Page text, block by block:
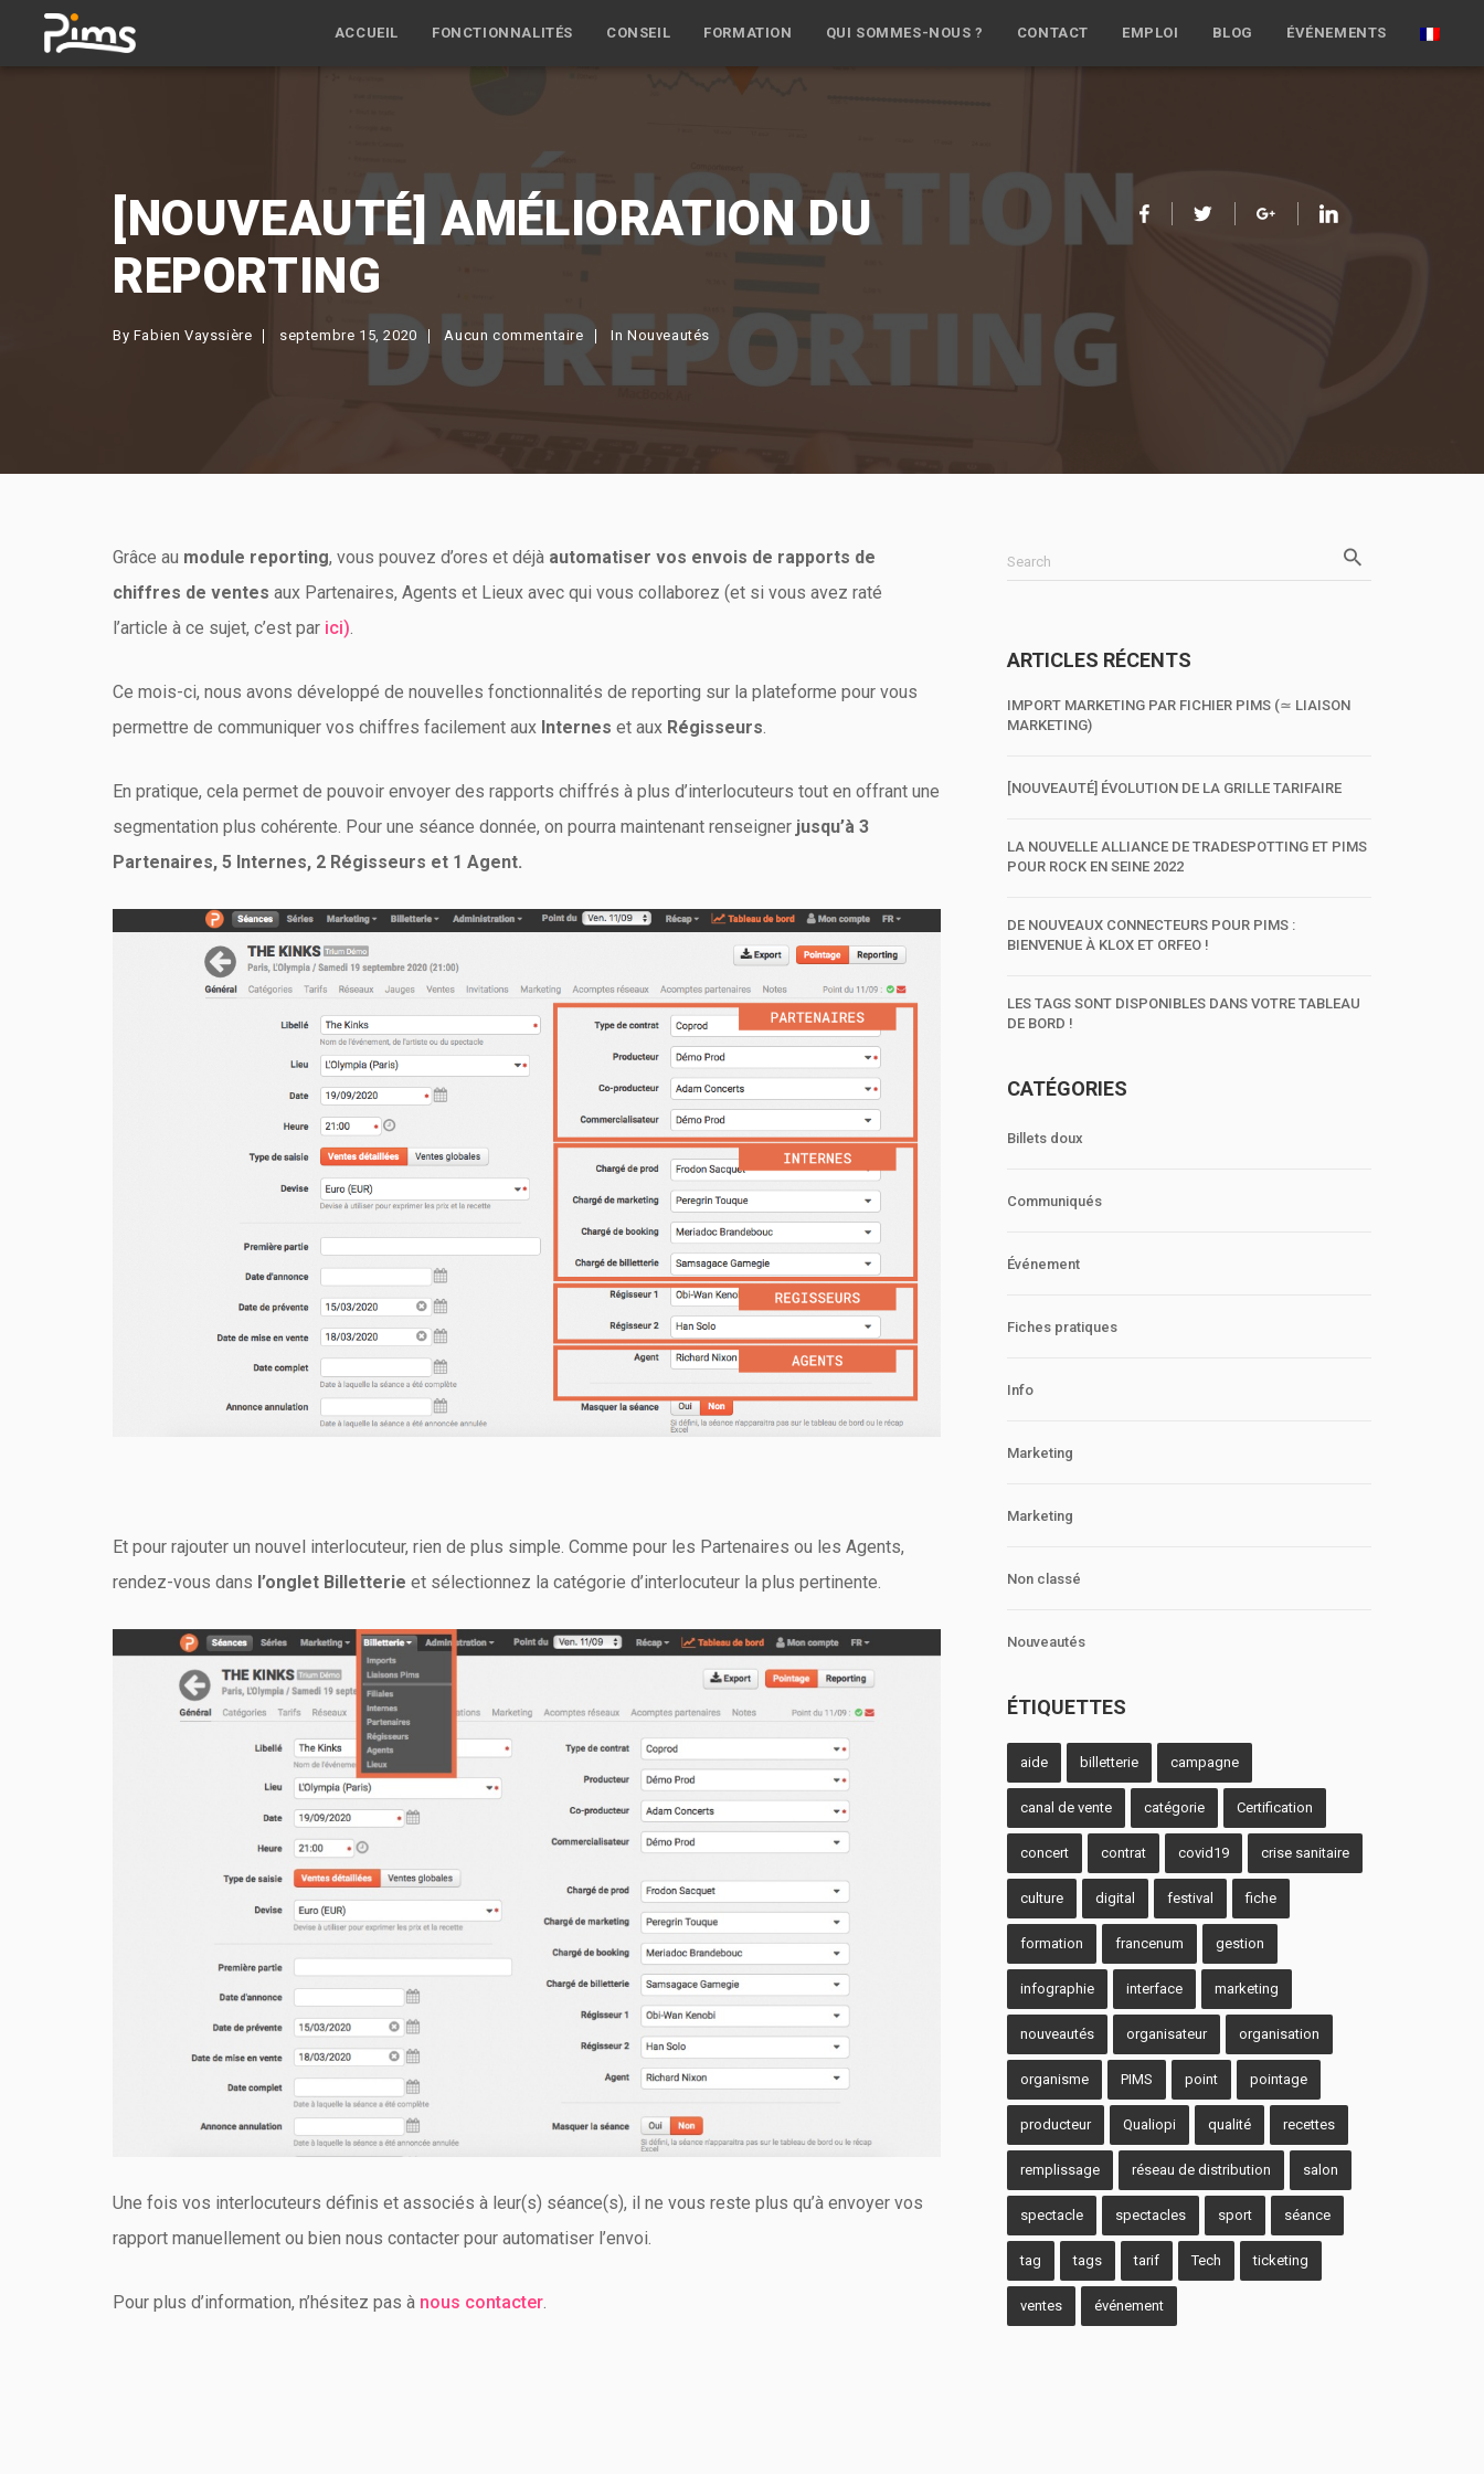
[NOUVEAUTÉ] AMÉLIORATION DU
REPORTING
By Fabien Vayssière septembre 15, 2020 Aucun commentaire InNouveautés
ACCUEIL FONCTIONNALITÉS CONSEIL FORMATION QUI SOMMES-NOUS ? CONTACT EMPLOI BLOG ÉVÉNEMENTS
Grâce au module reporting, vous pouvez d’ores et déjà automatiser vos envois de rapports de
chiffres de ventes aux Partenaires, Agents et Lieux avec qui vous collaborez (et si vous avez raté
l’article à ce sujet, c’est par ici).
Ce mois-ci, nous avons développé de nouvelles fonctionnalités de reporting sur la plateforme pour vous
permettre de communiquer vos chiffres facilement aux Internes et aux Régisseurs.
En pratique, cela permet de pouvoir envoyer des rapports chiffrés à plus d’interlocuteurs tout en offrant une
segmentation plus cohérente. Pour une séance donnée, on pourra maintenant renseigner jusqu’à 3
Partenaires, 5 Internes, 2 Régisseurs et 1 Agent.
Et pour rajouter un nouvel interlocuteur, rien de plus simple. Comme pour les Partenaires ou les Agents,
rendez-vous dans l’onglet Billetterie et sélectionnez la catégorie d’interlocuteur la plus pertinente.
Une fois vos interlocuteurs définis et associés à leur(s) séance(s), il ne vous reste plus qu’à envoyer vos
rapport manuellement ou bien nous contacter pour automatiser l’envoi.
Pour plus d’information, n’hésitez pas à nous contacter.
Search
ARTICLES RÉCENTS
IMPORT MARKETING PAR FICHIER PIMS (≃ LIAISON
MARKETING)
[NOUVEAUTÉ] ÉVOLUTION DE LA GRILLE TARIFAIRE
LA NOUVELLE ALLIANCE DE TRADESPOTTING ET PIMS
POUR ROCK EN SEINE 2022
DE NOUVEAUX CONNECTEURS POUR PIMS :
BIENVENUE À KLOX ET ORFEO !
LES TAGS SONT DISPONIBLES DANS VOTRE TABLEAU
DE BORD !
CATÉGORIES
Billets doux
Communiqués
Événement
Fiches pratiques
Info
Marketing
Marketing
Non classé
Nouveautés
ÉTIQUETTES
aide billetterie campagne
canal de vente catégorie Certification
concert contrat covid19 crise sanitaire
culture digital festival fiche
formation francenum gestion
infographie interface marketing
nouveautés organisateur organisation
organisme PIMS point pointage
producteur Qualiopi qualité recettes
remplissage réseau de distribution salon
spectacle spectacles sport séance
tag tags tarif Tech ticketing
ventes événement